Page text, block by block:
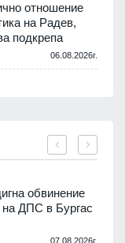
отношение
на Радев,
подкрепа
06.08.2026г.
обвинение
на ДПС в Бургас
07.08.2026г.